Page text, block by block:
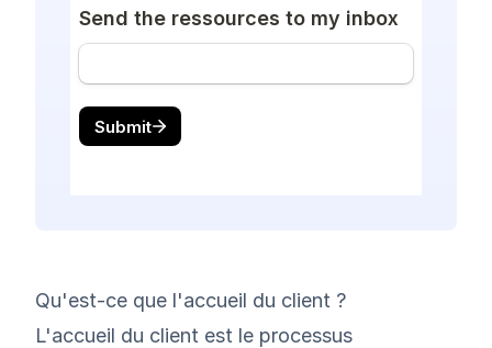
Qu'est-ce que l'accueil du client ?
L'accueil du client est le processus